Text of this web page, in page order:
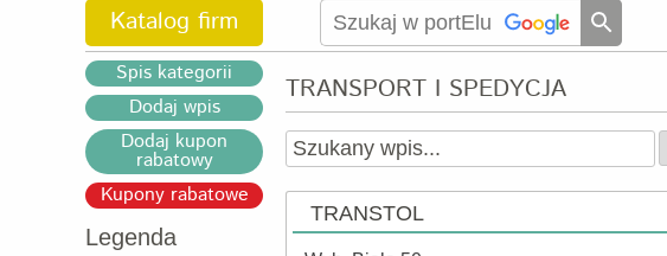
Katalog firm
Spis kategorii
Dodaj wpis
Dodaj kupon
rabatowy
Kupony rabatowe
Legenda
TRANSPORT I SPEDYCJA
TRANSTOL